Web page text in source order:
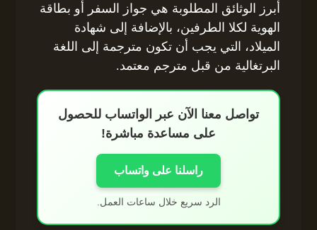
أبرز الوثائق المطلوبة هي جواز السفر أو بطاقة
الهوية لكلا الطرفين، بالإضافة إلى شهادة
الميلاد، التي يجب أن تكون مترجمة إلى اللغة
البرتغالية من قبل مترجم معتمد.
تواصل معنا الآن عبر الواتساب للحصول
على مساعدة مباشرة!
راسلنا على واتساب
الرد سريع خلال ساعات العمل.